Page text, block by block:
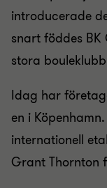
introducerade
snart föddes
stora
Idag har
en i
internationell
Grant Thornton